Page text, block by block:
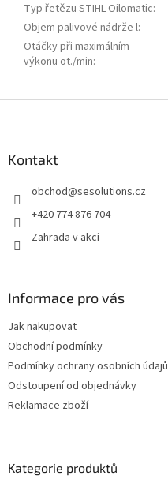
Typ řetězu STIHL Oilomatic:
Objem palivové nádrže l:
Otáčky při maximálním
výkonu ot./min:
Kontakt
obchod@sesolutions.cz
+420 774 876 704
Zahrada v akci
Informace pro vás
Jak nakupovat
Obchodní podmínky
Podmínky ochrany osobních údajů
Odstoupení od objednávky
Reklamace zboží
Kategorie produktů